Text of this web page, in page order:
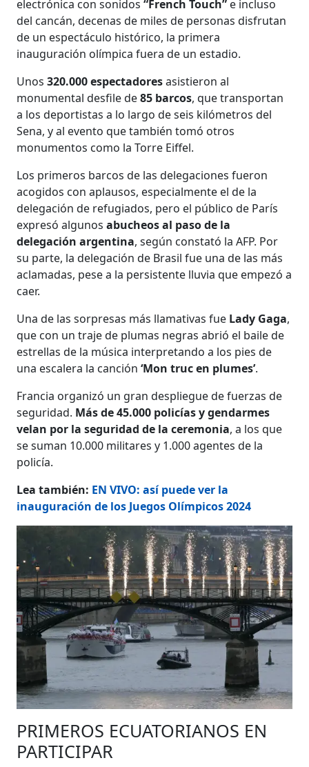
electrónica con sonidos“French Touch” e incluso
del cancán, decenas de miles de personas disfrutan
de un espectáculo histórico, la primera
inauguración olímpica fuera de un estadio.
Unos320.000 espectadoresasistieron al
monumental desfile de85 barcos, que transportan
a los deportistas a lo largo de seis kilómetros del
Sena, y al evento que también tomó otros
monumentos como la Torre Eiffel.
Los primeros barcos de las delegaciones fueron
acogidos con aplausos, especialmente el de la
delegación de refugiados, pero el público de París
expresó algunosabucheos al paso de la
delegación argentina, según constató la AFP. Por
su parte, la delegación de Brasil fue una de las más
aclamadas, pese a la persistente lluvia que empezó a
caer.
Una de las sorpresas más llamativas fue Lady Gaga,
que con un traje de plumas negras abrió el baile de
estrellas de la música interpretando a los pies de
una escalera la canción‘Mon truc en plumes’.
​​Francia organizó un gran despliegue de fuerzas de
seguridad. Más de 45.000 policías y gendarmes
velan por la seguridad de la ceremonia, a los que
se suman 10.000 militares y 1.000 agentes de la
policía.
Lea también: EN VIVO: así puede ver la
inauguración de los Juegos Olímpicos 2024
PRIMEROS ECUATORIANOS EN
PARTICIPAR